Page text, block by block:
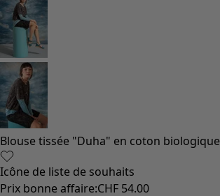
Blouse tissée "Duha" en coton biologique
Icône de liste de souhaits
Prix bonne affaire:CHF 54.00